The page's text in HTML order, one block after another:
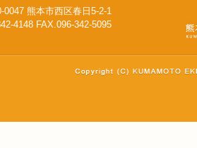
0047 熊本市西区春日5-2-1
4148 FAX.096-342-5095